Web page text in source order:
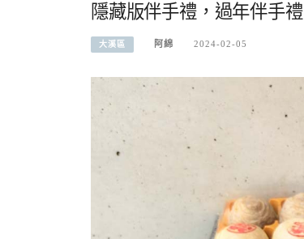
隱藏版伴手禮，過年伴手禮
大溪區 阿綿 2024-02-05